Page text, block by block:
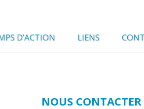
D’ACTION LIENS
NOUS CONTACTER